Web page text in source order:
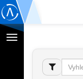
Přepnout
navigaci